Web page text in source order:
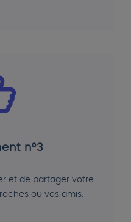
n°3
et de partager votre
ou vos amis.